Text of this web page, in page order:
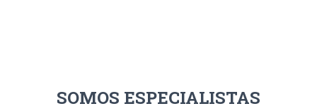
SOMOS ESPECIALISTAS